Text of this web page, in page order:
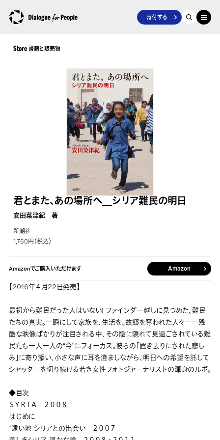
寄付する
Store書籍と販売物
君とまた、あの場所へ__シリア難民の明日
安田菜津紀 著
新潮社
1,760円（税込）
Amazonでご購入いただけます Amazon
【2016年４月22日発売】
最初から難民だった人はいない! ファインダー越しに見つめた、難民
たちの真実。一瞬にして家族を、生活を、故郷を奪われた人々――残
酷な映像ばかりが注目される中、その陰に隠れて見過ごされている難
民たち一人一人の“今”にフォーカス。彼らの「置き去りにされた悲し
み」に寄り添い、小さな声に耳を澄ましながら、明日への希望を託して
シャッターを切り続ける若き女性フォトジャーナリストの渾身のルポ。
◆目次
ＳＹＲＩＡ ２００８
はじめに
“遠い地”シリアとの出会い ２００７